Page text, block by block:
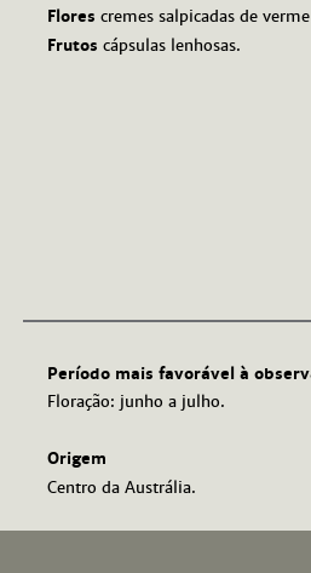
Flores cremes salpicadas de
Frutos cápsulas lenhosas.
Período mais favorável à
Floração: junho a julho.
Origem
Centro da Austrália.